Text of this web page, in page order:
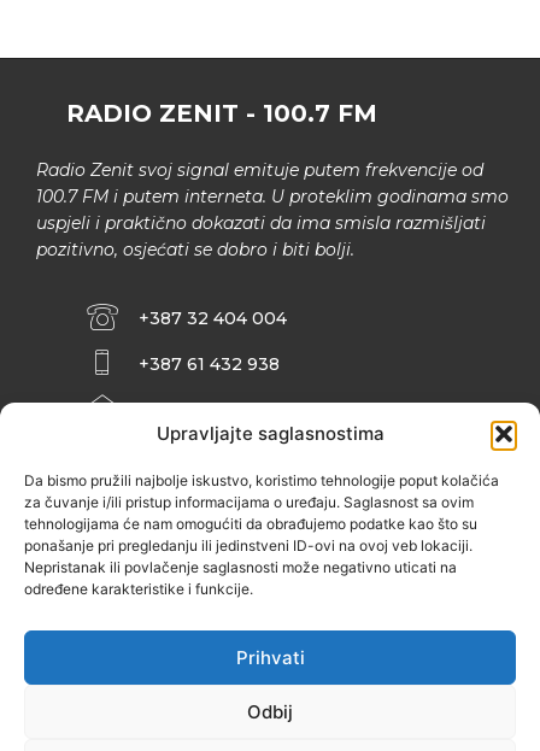
Upravljajte saglasnostima
Da bismo pružili najbolje iskustvo, koristimo tehnologije poput kolačića
za čuvanje i/ili pristup informacijama o uređaju. Saglasnost sa ovim
tehnologijama će nam omogućiti da obrađujemo podatke kao što su
ponašanje pri pregledanju ili jedinstveni ID-ovi na ovoj veb lokaciji.
Nepristanak ili povlačenje saglasnosti može negativno uticati na
određene karakteristike i funkcije.
Prihvati
Odbij
RADIO ZENIT - 100.7 FM
Radio Zenit svoj signal emituje putem frekvencije od
100.7 FM i putem interneta. U proteklim godinama smo
uspjeli i praktično dokazati da ima smisla razmišljati
pozitivno, osjećati se dobro i biti bolji.
+387 32 404 004
+387 61 432 938
INFO@ZENIT.BA
ZENIČANKA, 3. SPRAT), 72000 ZENICA